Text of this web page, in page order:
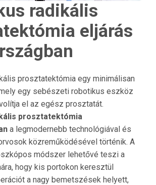
radikális
eljárás
prosztatektómia egy minimálisan
egy sebészeti robotikus eszköz
el az egész prosztatát.
prosztatektómia
a legmodernebb technológiával és
közreműködésével történik. A
módszer lehetővé teszi a
hogy kis portokon keresztül
a nagy bemetszések helyett,